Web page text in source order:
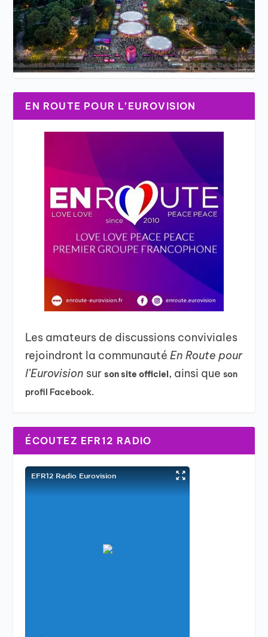
EN ROUTE POUR L’EUROVISION
Les amateurs de discussions conviviales
rejoindront la communautéEn Route pour
l’Eurovision surson site officiel, ainsi queson
profil Facebook.
ÉCOUTEZ EFR12 RADIO